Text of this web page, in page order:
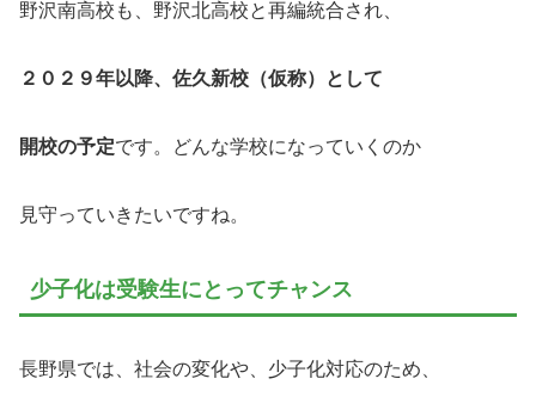
野沢南高校も、野沢北高校と再編統合され、
２０２９年以降、佐久新校（仮称）として
開校の予定です。どんな学校になっていくのか
見守っていきたいですね。
少子化は受験生にとってチャンス
長野県では、社会の変化や、少子化対応のため、